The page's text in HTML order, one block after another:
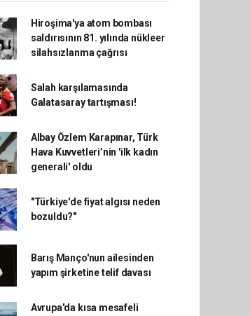
Hiroşima'ya atom bombası
saldırısının 81. yılında nükleer
silahsızlanma çağrısı
Salah karşılamasında
Galatasaray tartışması!
Albay Özlem Karapınar, Türk
Hava Kuvvetleri’nin 'ilk kadın
generali' oldu
"Türkiye'de fiyat algısı neden
bozuldu?"
Barış Manço'nun ailesinden
yapım şirketine telif davası
Avrupa'da kısa mesafeli